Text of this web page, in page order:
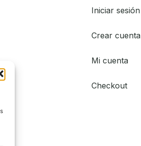
Iniciar sesión
Crear cuenta
Mi cuenta
Checkout